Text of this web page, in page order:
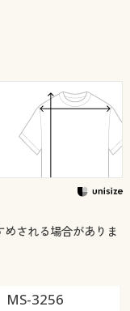
される場合がありま
MS-3256